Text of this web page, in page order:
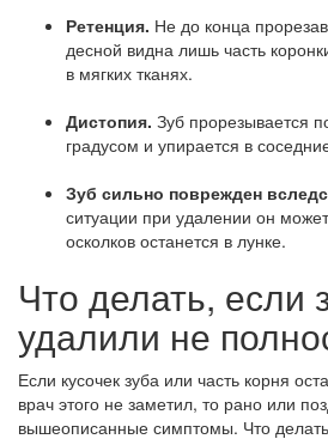
Ретенция. Не до конца
десной видна лишь часть
в мягких тканях.
Дистопия. Зуб прорезывается
градусом и упирается в
Зуб сильно поврежден
ситуации при удалении он
осколков останется в лунке.
Что делать, если
удалили не
Если кусочек зуба или часть корня
врач этого не заметил, то рано или
вышеописанные симптомы. Что